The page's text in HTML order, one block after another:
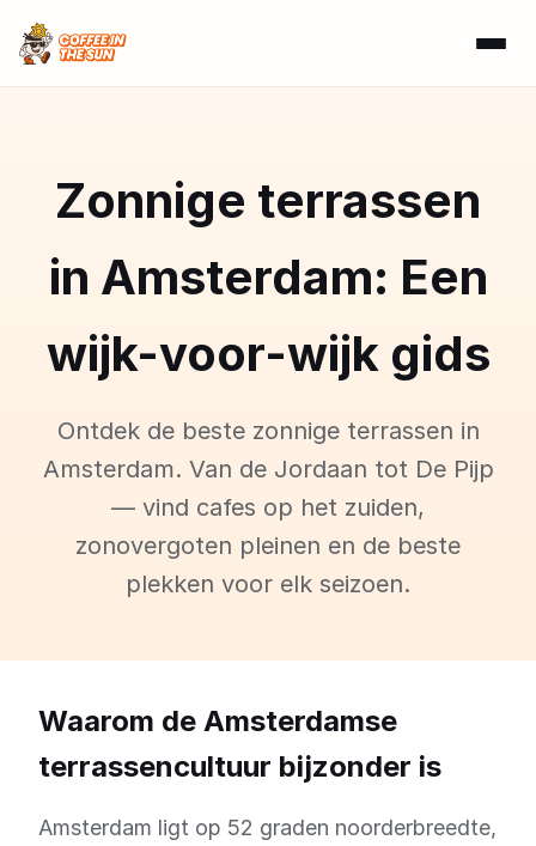
Zonnige terrassen
in Amsterdam: Een
wijk-voor-wijk gids
Ontdek de beste zonnige terrassen in
Amsterdam. Van de Jordaan tot De Pijp
— vind cafes op het zuiden,
zonovergoten pleinen en de beste
plekken voor elk seizoen.
Waarom de Amsterdamse
terrassencultuur bijzonder is
Amsterdam ligt op 52 graden noorderbreedte,